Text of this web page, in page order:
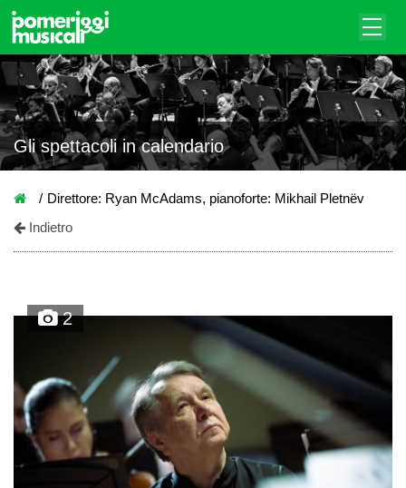
Gli spettacoli in calendario
Direttore: Ryan McAdams, pianoforte: Mikhail Pletnëv
Indietro
2